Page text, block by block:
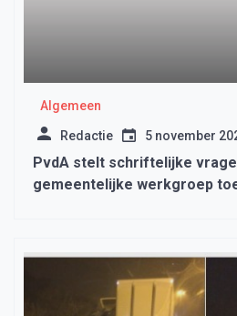
Algemeen
Redactie 5 november
PvdA stelt schriftelijke
gemeentelijke werkgroep